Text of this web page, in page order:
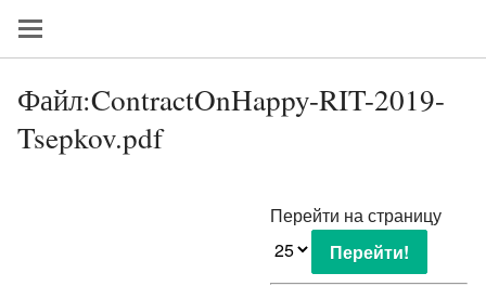
Файл:ContractOnHappy-RIT-2019-
Tsepkov.pdf
Перейти на страницу